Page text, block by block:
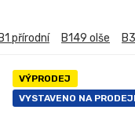
přírodní B149 olše
VÝPRODEJ
VYSTAVENO NA